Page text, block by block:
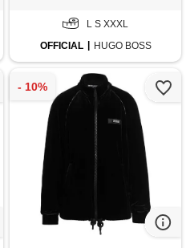
L S XXXL
OFFICIAL
HUGO BOSS